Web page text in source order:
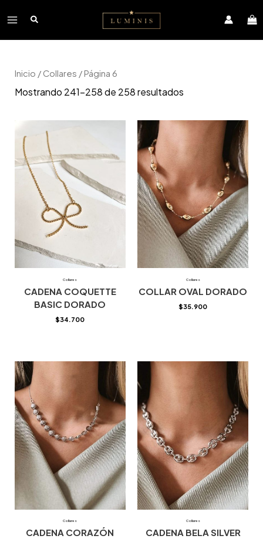
contenido
Main
Inicio / Collares / Página 6
Mostrando 241–258 de 258 resultados
Collares
CADENA COQUETTE
BASIC DORADO
$34.700
Collares
COLLAR OVAL DORADO
$35.900
Collares
CADENA CORAZÓN
Collares
CADENA BELA SILVER